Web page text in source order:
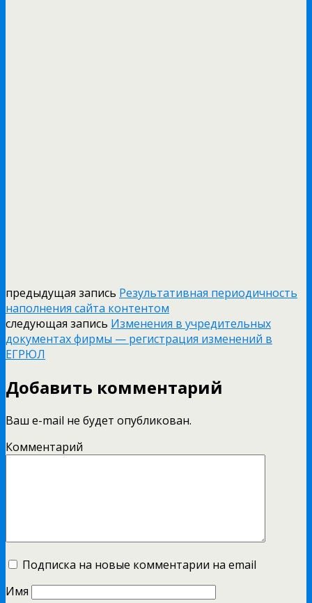
предыдущая запись Результативная периодичность
наполнения сайта контентом
следующая запись Изменения в учредительных
документах фирмы — регистрация изменений в
ЕГРЮЛ
Добавить комментарий
Ваш e-mail не будет опубликован.
Комментарий
Подписка на новые комментарии на email
Имя